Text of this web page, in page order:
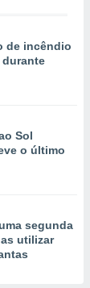
de incêndio
Sol
o último
segunda
utilizar